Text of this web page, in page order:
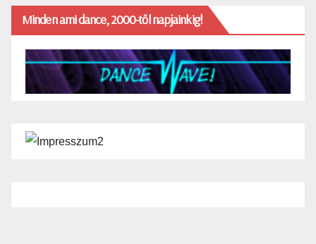
Minden ami dance, 2000-től napjainkig!